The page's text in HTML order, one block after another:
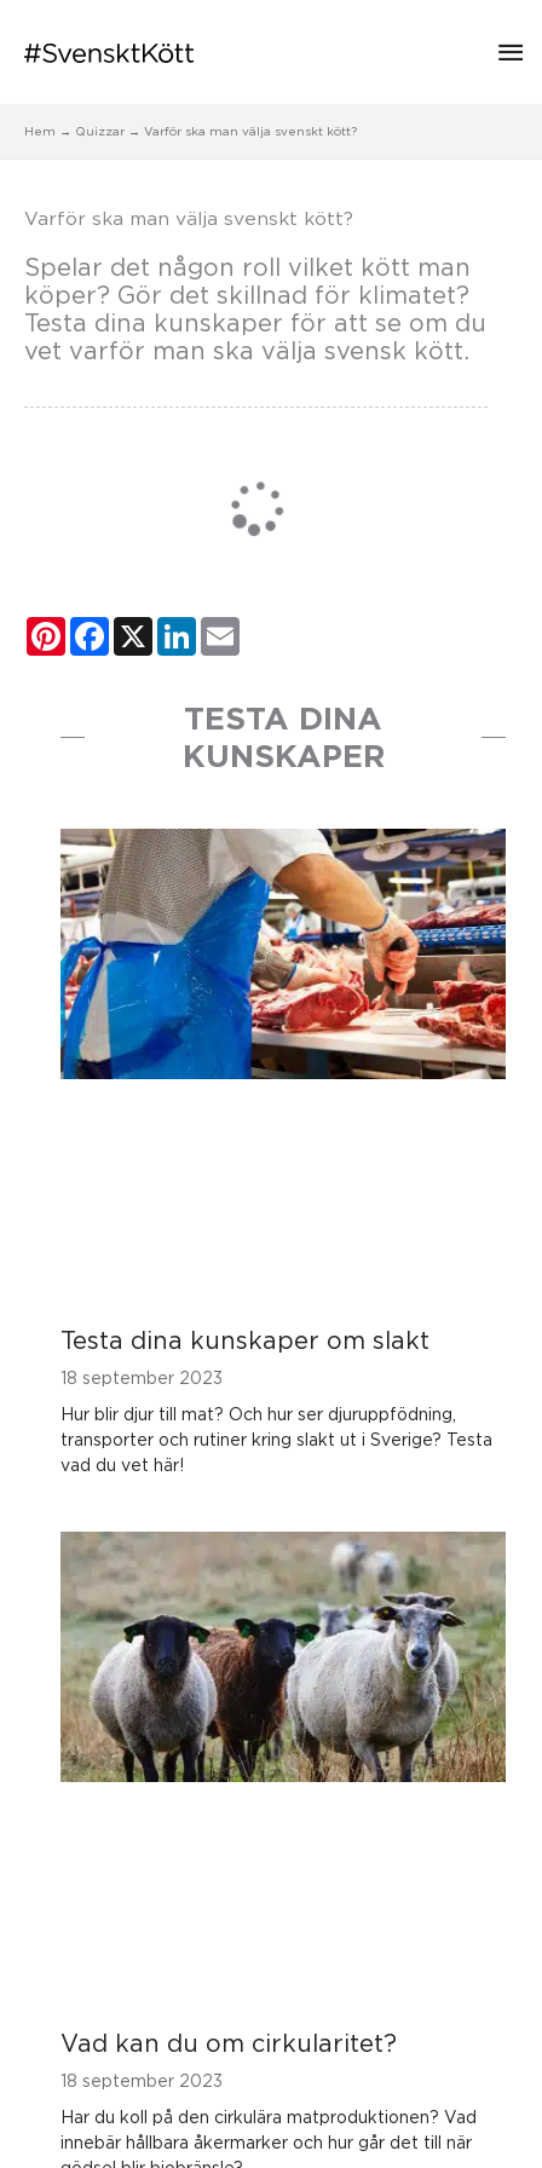
Hem Quizzar Varför ska man välja svenskt kött?
Varför ska man välja svenskt kött?
Spelar det någon roll vilket kött man
köper? Gör det skillnad för klimatet?
Testa dina kunskaper för att se om du
vet varför man ska välja svensk kött.
PinterestFacebook
X LinkedIn
TESTA DINA
KUNSKAPER
Testa dina kunskaper om slakt
18 september 2023
Hur blir djur till mat? Och hur ser djuruppfödning,
transporter och rutiner kring slakt ut i Sverige? Testa
vad du vet här!
Vad kan du om cirkularitet?
18 september 2023
Har du koll på den cirkulära matproduktionen? Vad
innebär hållbara åkermarker och hur går det till när